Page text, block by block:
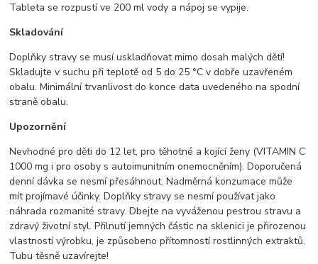
Tableta se rozpustí ve 200 ml vody a nápoj se vypije.
Skladování
Doplňky stravy se musí uskladňovat mimo dosah malých dětí!
Skladujte v suchu při teplotě od 5 do 25 °C v dobře uzavřeném
obalu. Minimální trvanlivost do konce data uvedeného na spodní
straně obalu.
Upozornění
Nevhodné pro děti do 12 let, pro těhotné a kojící ženy (VITAMIN C
1000 mg i pro osoby s autoimunitním onemocněním). Doporučená
denní dávka se nesmí přesáhnout. Nadměrná konzumace může
mít projímavé účinky. Doplňky stravy se nesmí používat jako
náhrada rozmanité stravy. Dbejte na vyváženou pestrou stravu a
zdravý životní styl. Přilnutí jemných částic na sklenici je přirozenou
vlastností výrobku, je způsobeno přítomností rostlinných extraktů.
Tubu těsně uzavírejte!